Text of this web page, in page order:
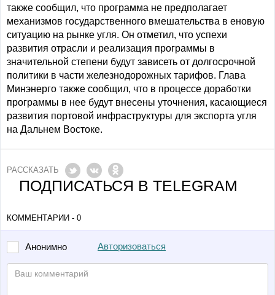
также сообщил, что программа не предполагает
механизмов государственного вмешательства в еновую
ситуацию на рынке угля. Он отметил, что успехи
развития отрасли и реализация программы в
значительной степени будут зависеть от долгосрочной
политики в части железнодорожных тарифов. Глава
Минэнерго также сообщил, что в процессе доработки
программы в нее будут внесены уточнения, касающиеся
развития портовой инфраструктуры для экспорта угля
на Дальнем Востоке.
РАССКАЗАТЬ
ПОДПИСАТЬСЯ В TELEGRAM
КОММЕНТАРИИ - 0
Анонимно Авторизоваться